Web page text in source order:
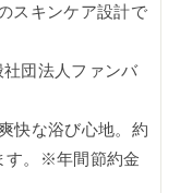
スキンケア設計で
団法人ファンバ
快な浴び心地。約
す。※年間節約金